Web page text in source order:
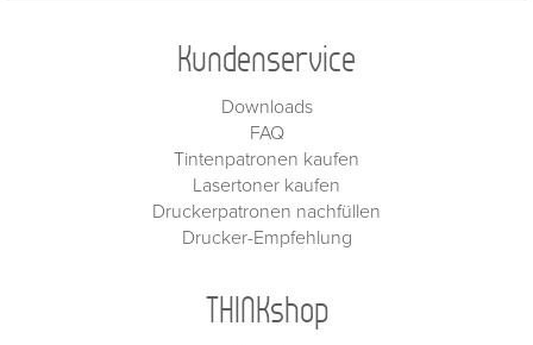
Kundenservice
Downloads
FAQ
Tintenpatronen kaufen
Lasertoner kaufen
Druckerpatronen nachfüllen
Drucker-Empfehlung
THINKshop